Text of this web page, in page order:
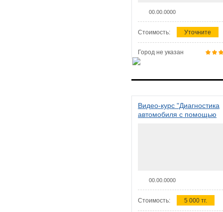
00.00.0000
Стоимость: Уточните
Город не указан
Видео-курс "Диагностика
автомобиля с помощью
00.00.0000
Стоимость: 5 000 тг.